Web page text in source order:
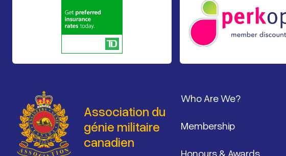
Association du
génie militaire
canadien
Who Are We?
Membership
Honours & Awards